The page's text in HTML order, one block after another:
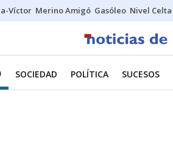
Víctor Merino Amigó Gasóleo Nivel Celta
SOCIEDAD POLÍTICA SUCESOS